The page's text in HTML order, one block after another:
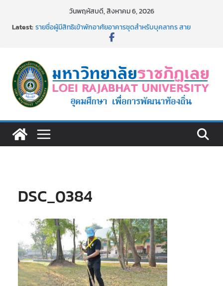
วันพฤหัสบดี, สิงหาคม 6, 2026
Latest:รายชื่อผู้มีสิทธิเข้าพักอาศัยอาคารชุดสำหรับบุคลากร สาย
สนับสนุน สังกัดมหาวิทยาลัยราชภัฏเลย ครั้งที่ 2/2569
๑,๙๗๒ ชุด โดยวิธีเฉพาะเจาะจง
ม.ราชภัฏเลย จัดกิจกรรมจิตอาสาบำเพ็ญสาธารณประโยชน์ และ
บำเพ็ญสาธารณกุศล 69
รายชื่อผู้ผ่านการสอบแข่งขันเพื่อเป็นลูกจ้างชั่วคราว (รายวัน)
สังกัดมหาวิทยาลัยราชภัฏเลย ด้วยเงินนอกงบประมาณ ประเภท
DSC_0384